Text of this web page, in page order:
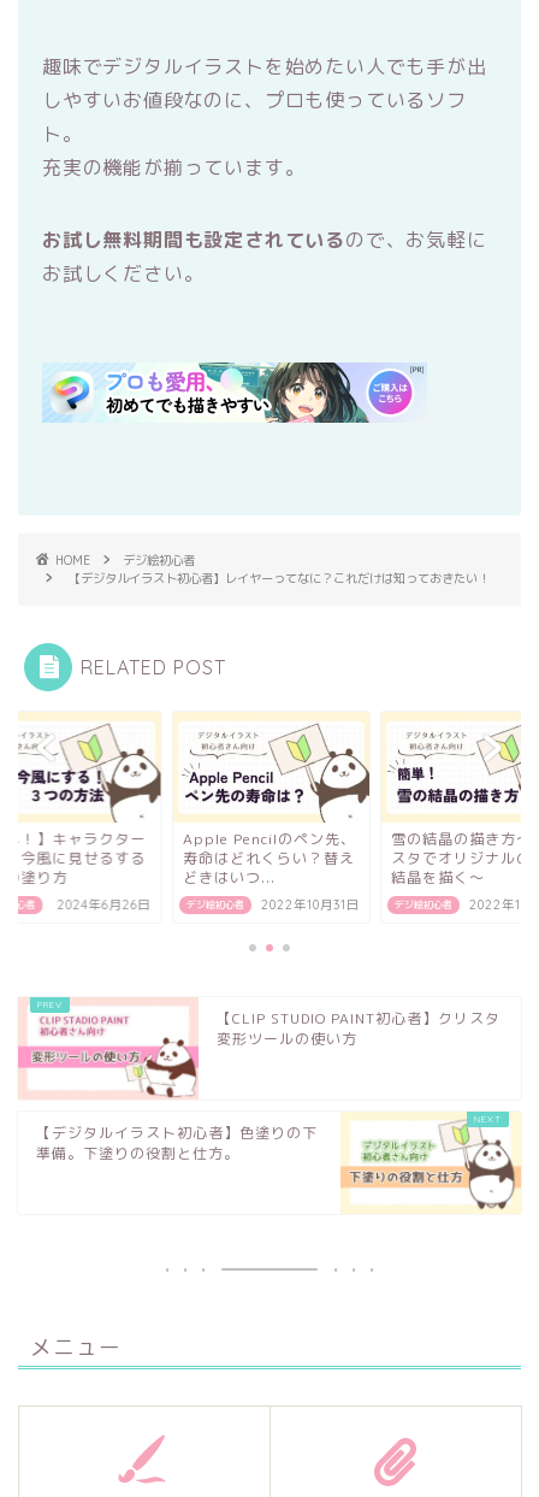
趣味でデジタルイラストを始めたい人でも手が出
しやすいお値段なのに、プロも使っているソフ
ト。
充実の機能が揃っています。
お試し無料期間も設定されているので、お気軽に
お試しください。
HOME
デジ絵初心者
【デジタルイラスト初心者】レイヤーってなに？これだけは知っておきたい！
RELATED POST
初心者
Pencilのペン先、
はどれくらい？替え
はいつ...
2022年10月31日 デジ絵初心者
雪の結晶の描き方〜クリ
スタでオリジナルの雪の
結晶を描く〜
2022年10月16日 デジ絵初心者
【簡単！】キャラク
の目を今風に見せる
３つの塗り方
2024年6
【CLIP STUDIO PAINT初心者】クリスタ
変形ツールの使い方
【デジタルイラスト初心者】色塗りの下
準備。下塗りの役割と仕方。
メニュー